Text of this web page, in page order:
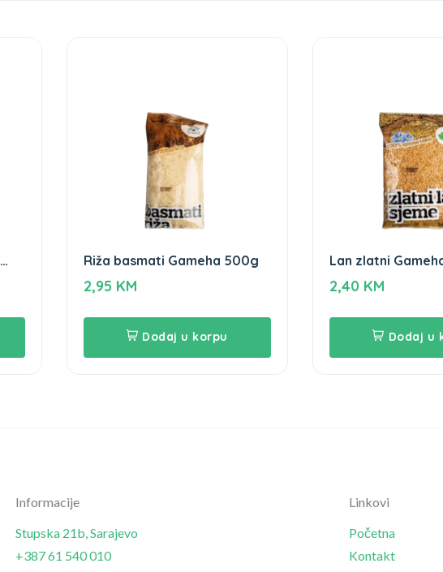
Riža basmati Gameha 500g
2,95 KM
Dodaj u korpu
Lan zlatni
2,40 KM
Dodaj u
Informacije
Stupska 21b, Sarajevo
+387 61 540 010
Linkovi
Početna
Kontakt